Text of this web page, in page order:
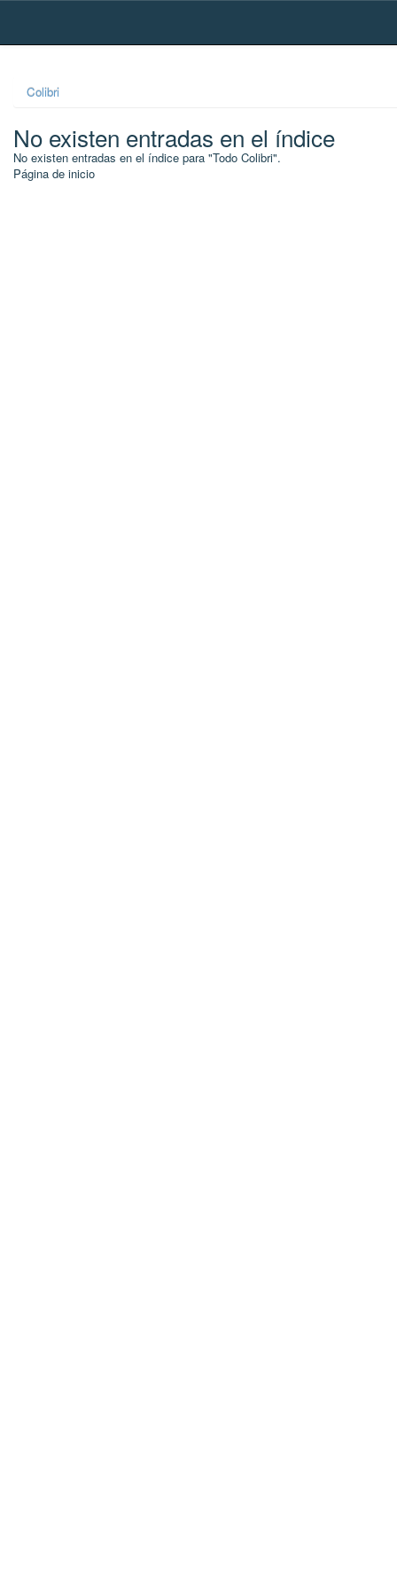
Skip
Colibri
No existen entradas en el índice
No existen entradas en el índice para "Todo Colibri".
Página de inicio